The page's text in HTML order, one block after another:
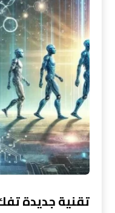
تقنية جديدة